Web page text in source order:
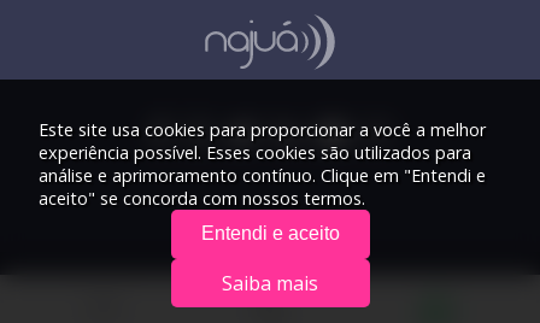
© 2026 Rádio Najuá - Todos os direitos reservados.
Este site usa cookies para proporcionar a você a melhor
experiência possível. Esses cookies são utilizados para
análise e aprimoramento contínuo. Clique em "Entendi e
aceito" se concorda com nossos termos.
Entendi e aceito
Saiba mais